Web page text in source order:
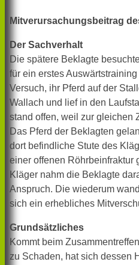
Mitverursachungsbeitrag
Der Sachverhalt
Die spätere Beklagte
für ein erstes
Versuch, ihr Pferd auf der
Wallach und lief in den
stand offen, weil zur gleichen
Das Pferd der Beklagten
dort befindliche Stute des
einer offenen Röhrbeinfraktur
Kläger nahm die Beklagte
Anspruch. Die wiederum
sich ein erhebliches
Grundsätzliches
Kommt beim
zu Schaden, hat sich dessen